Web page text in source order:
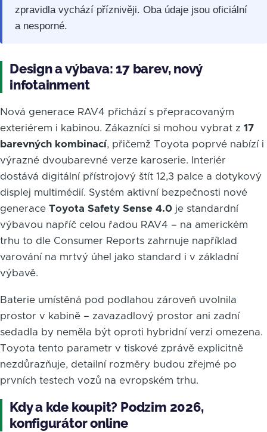
zpravidla vychází příznivěji. Oba údaje jsou oficiální
a nesporné.
Design a výbava: 17 barev, nový
infotainment
Nová generace RAV4 přichází s přepracovaným
exteriérem i kabinou. Zákazníci si mohou vybrat z 17
barevných kombinací, přičemž Toyota poprvé nabízí i
výrazné dvoubarevné verze karoserie. Interiér
dostává digitální přístrojový štít 12,3 palce a dotykový
displej multimédií. Systém aktivní bezpečnosti nové
generace Toyota Safety Sense 4.0 je standardní
výbavou napříč celou řadou RAV4 – na americkém
trhu to dle Consumer Reports zahrnuje například
varování na mrtvý úhel jako standard i v základní
výbavě.
Baterie umístěná pod podlahou zároveň uvolnila
prostor v kabině – zavazadlový prostor ani zadní
sedadla by neměla být oproti hybridní verzi omezena.
Toyota tento parametr v tiskové zprávě explicitně
nezdůrazňuje, detailní rozměry budou zřejmé po
prvních testech vozů na evropském trhu.
Kdy a kde koupit? Podzim 2026,
konfigurátor online